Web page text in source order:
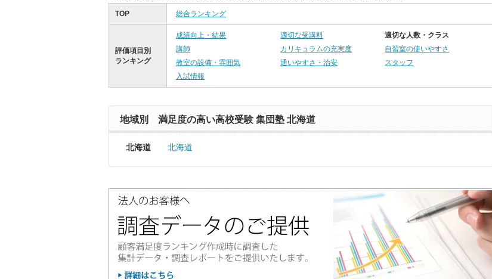
TOP 総合ランキング
評価項目別
ランキング
成績向上・結果 適切な受講料
適切な人数・クラス
講師
カリキュラムの充実度
自習室の使いやすさ
教室の設備・雰囲気
通いやすさ・治安
スタッフ
入試情報
地域別 満足度の高い高校受験 集団塾 北海道
北海道 北海道